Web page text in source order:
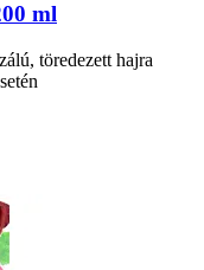
ml
töredezett hajra